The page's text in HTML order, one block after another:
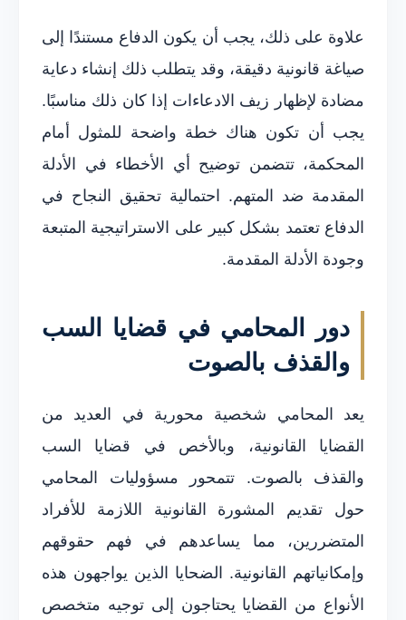
علاوة على ذلك، يجب أن يكون الدفاع مستندًا إلى
صياغة قانونية دقيقة، وقد يتطلب ذلك إنشاء دعاية
مضادة لإظهار زيف الادعاءات إذا كان ذلك مناسبًا.
يجب أن تكون هناك خطة واضحة للمثول أمام
المحكمة، تتضمن توضيح أي الأخطاء في الأدلة
المقدمة ضد المتهم. احتمالية تحقيق النجاح في
الدفاع تعتمد بشكل كبير على الاستراتيجية المتبعة
وجودة الأدلة المقدمة.
دور المحامي في قضايا السب
والقذف بالصوت
يعد المحامي شخصية محورية في العديد من
القضايا القانونية، وبالأخص في قضايا السب
والقذف بالصوت. تتمحور مسؤوليات المحامي
حول تقديم المشورة القانونية اللازمة للأفراد
المتضررين، مما يساعدهم في فهم حقوقهم
وإمكانياتهم القانونية. الضحايا الذين يواجهون هذه
الأنواع من القضايا يحتاجون إلى توجيه متخصص